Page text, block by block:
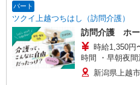
パート
ツクイ上越つちはし（訪問介護）
訪問介護 ホ
時給1,350円〜1,682円 ・
時間 ・早朝夜
翌07:59の時間
割増は別途支給
新潟県上越